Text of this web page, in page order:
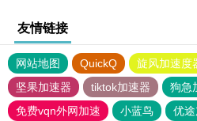
友情链接
网站地图 QuickQ 旋风加速度
坚果加速器
tiktok加速器
狗急
免费vqn外网加速
小蓝鸟 优